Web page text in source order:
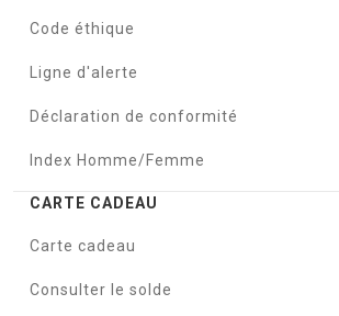
Code éthique
Ligne d'alerte
Déclaration de conformité
Index Homme/Femme
CARTE CADEAU
Carte cadeau
Consulter le solde